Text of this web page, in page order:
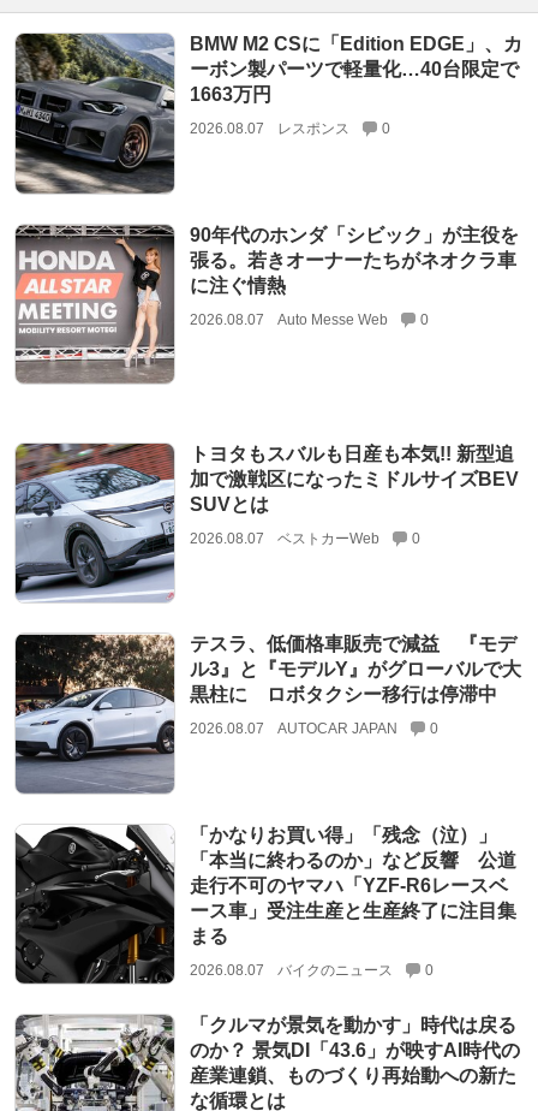
BMW M2 CSに「Edition EDGE」、カ
ーボン製パーツで軽量化…40台限定で
1663万円
2026.08.07 レスポンス 0
90年代のホンダ「シビック」が主役を
張る。若きオーナーたちがネオクラ車
に注ぐ情熱
2026.08.07 Auto Messe Web 0
トヨタもスバルも日産も本気!! 新型追
加で激戦区になったミドルサイズBEV
SUVとは
2026.08.07 ベストカーWeb 0
テスラ、低価格車販売で減益 『モデ
ル3』と『モデルY』がグローバルで大
黒柱に ロボタクシー移行は停滞中
2026.08.07 AUTOCAR JAPAN 0
「かなりお買い得」「残念（泣）」
「本当に終わるのか」など反響 公道
走行不可のヤマハ「YZF-R6レースベ
ース車」受注生産と生産終了に注目集
まる
2026.08.07 バイクのニュース 0
「クルマが景気を動かす」時代は戻る
のか？ 景気DI「43.6」が映すAI時代の
産業連鎖、ものづくり再始動への新た
な循環とは